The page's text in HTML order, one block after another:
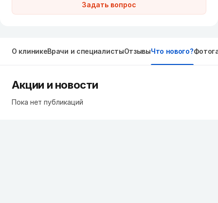
Задать вопрос
О клиникеВрачи и специалистыОтзывыЧто нового?
Акции и новости
Пока нет публикаций